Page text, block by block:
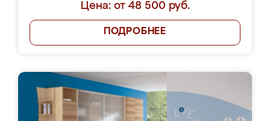
Цена: от 48 500 руб.
ПОДРОБНЕЕ